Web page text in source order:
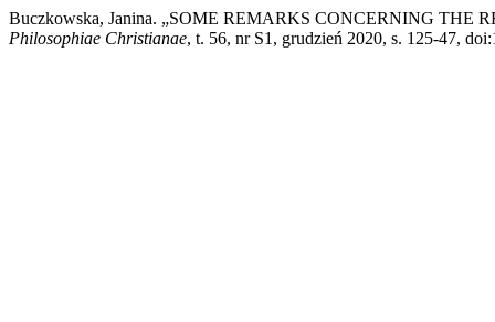
Buczkowska, Janina. „SOME REMARKS CONCERNING
Philosophiae Christianae, t. 56, nr S1, grudzień 2020, s. 125-47,